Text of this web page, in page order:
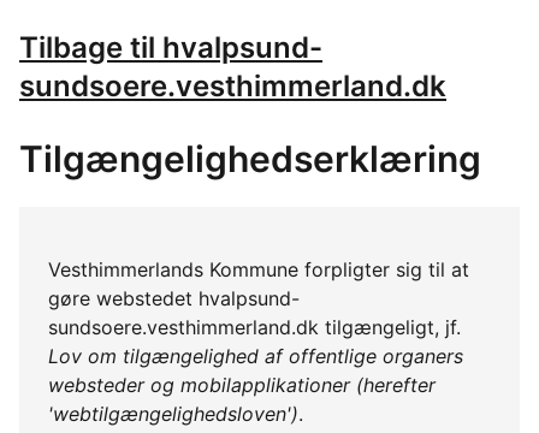
Tilbage til hvalpsund-
sundsoere.vesthimmerland.dk
Tilgængelighedserklæring
Vesthimmerlands Kommune forpligter sig til at
gøre webstedet hvalpsund-
sundsoere.vesthimmerland.dk tilgængeligt, jf.
Lov om tilgængelighed af offentlige organers
websteder og mobilapplikationer (herefter
'webtilgængelighedsloven').